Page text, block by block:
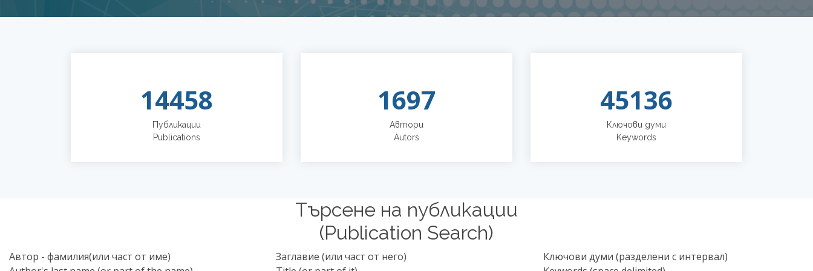
14458
Публикации
Publications
1697
Автори
Autors
45136
Ключови думи
Keywords
Търсене на публикации
(Publication Search)
Автор - фамилия(или част от име)
Заглавие (или част от него)
Ключови думи (разделени с интервал)